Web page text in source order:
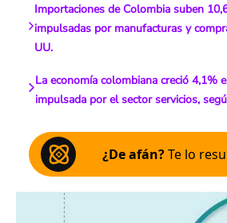
Importaciones de Colombia suben
impulsadas por manufacturas y
UU.
La economía colombiana creció 4,1%
impulsada por el sector servicios,
¿De afán?Te lo